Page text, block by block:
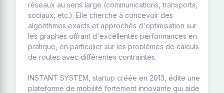
réseaux au sens large (communications, transports,
sociaux, etc.). Elle cherche à concevoir des
algorithmes exacts et approchés d'optimisation sur
les graphes offrant d'excellentes performances en
pratique, en particulier sur les problèmes de calculs
de routes avec différentes contraintes.
INSTANT SYSTEM, startup créée en 2013, édite une
plateforme de mobilité fortement innovante qui aide